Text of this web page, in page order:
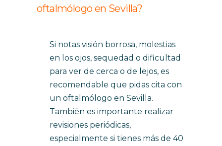
oftalmólogo en Sevilla?
Si notas visión borrosa, molestias
en los ojos, sequedad o dificultad
para ver de cerca o de lejos, es
recomendable que pidas cita con
un oftalmólogo en Sevilla.
También es importante realizar
revisiones periódicas,
especialmente si tienes más de 40